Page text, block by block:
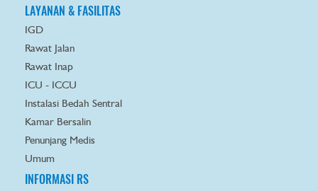
LAYANAN & FASILITAS
IGD
Rawat Jalan
Rawat Inap
ICU - ICCU
Instalasi Bedah Sentral
Kamar Bersalin
Penunjang Medis
Umum
INFORMASI RS